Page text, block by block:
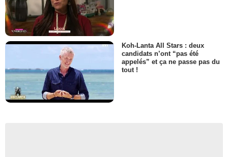
Koh-Lanta All Stars : deux
candidats n’ont “pas été
appelés” et ça ne passe pas du
tout !